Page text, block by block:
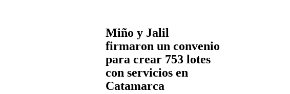
Miño y Jalil
firmaron un convenio
para crear 753 lotes
con servicios en
Catamarca